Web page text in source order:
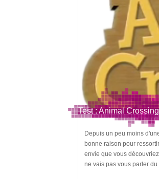
Test : Animal
Depuis un peu moins
bonne raison pour
envie que vous
ne vais pas vous parler